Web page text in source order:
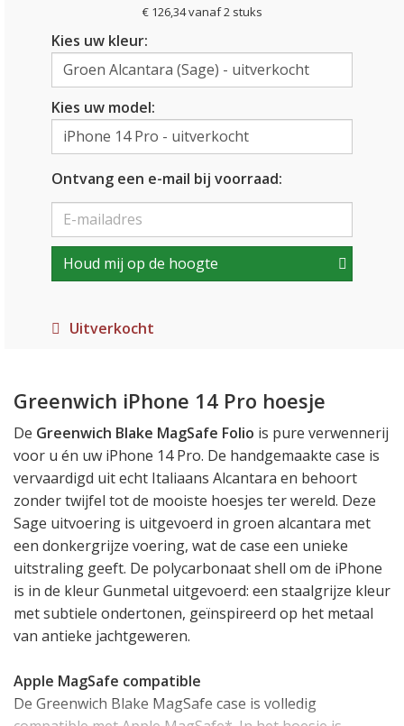
€ 126,34 vanaf 2 stuks
Kies uw kleur:
Kies uw model:
Ontvang een e-mail bij voorraad:
Houd mij op de hoogte
Uitverkocht
Greenwich iPhone 14 Pro hoesje
De Greenwich Blake MagSafe Folio is pure verwennerij
voor u én uw iPhone 14 Pro. De handgemaakte case is
vervaardigd uit echt Italiaans Alcantara en behoort
zonder twijfel tot de mooiste hoesjes ter wereld. Deze
Sage uitvoering is uitgevoerd in groen alcantara met
een donkergrijze voering, wat de case een unieke
uitstraling geeft. De polycarbonaat shell om de iPhone
is in de kleur Gunmetal uitgevoerd: een staalgrijze kleur
met subtiele ondertonen, geïnspireerd op het metaal
van antieke jachtgeweren.
Apple MagSafe compatible
De Greenwich Blake MagSafe case is volledig